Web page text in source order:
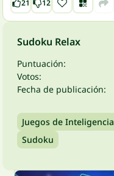
21 12
Sudoku Relax
Puntuación:
Votos:
Fecha de publicación:
Juegos de Inteligencia
Sudoku